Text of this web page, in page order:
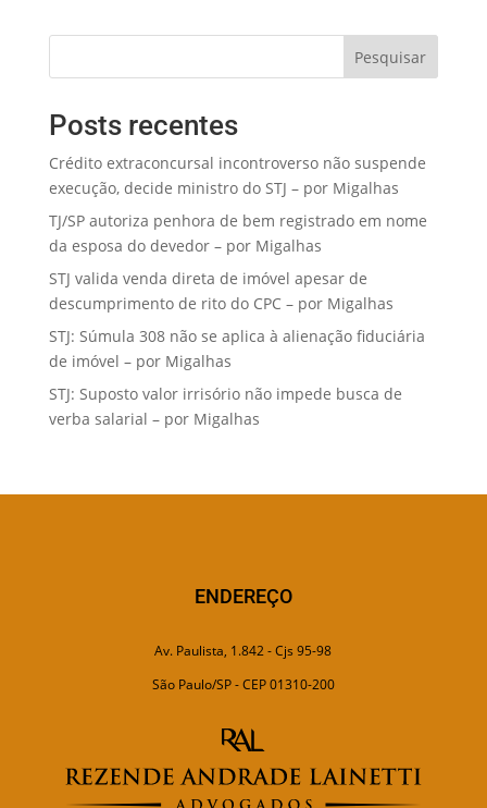
Pesquisar
Posts recentes
Crédito extraconcursal incontroverso não suspende
execução, decide ministro do STJ – por Migalhas
TJ/SP autoriza penhora de bem registrado em nome
da esposa do devedor – por Migalhas
STJ valida venda direta de imóvel apesar de
descumprimento de rito do CPC – por Migalhas
STJ: Súmula 308 não se aplica à alienação fiduciária
de imóvel – por Migalhas
STJ: Suposto valor irrisório não impede busca de
verba salarial – por Migalhas
ENDEREÇO
Av. Paulista, 1.842 - Cjs 95-98
São Paulo/SP - CEP 01310-200